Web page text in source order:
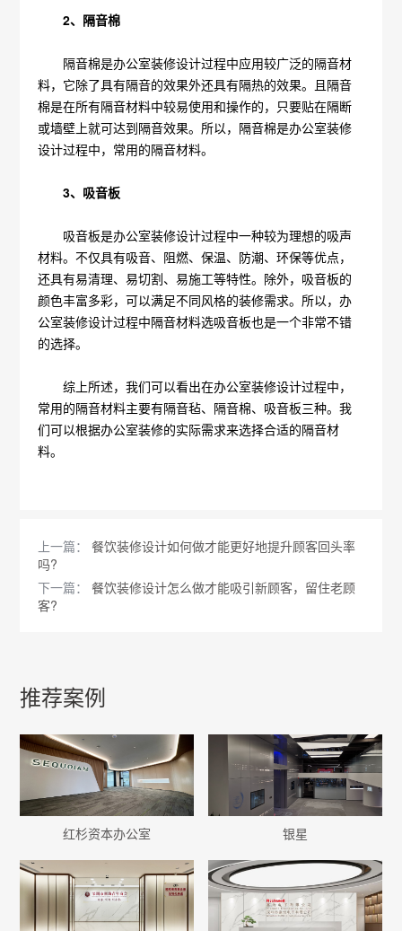
2、隔音棉
隔音棉是办公室装修设计过程中应用较广泛的隔音材
料，它除了具有隔音的效果外还具有隔热的效果。且隔音
棉是在所有隔音材料中较易使用和操作的，只要贴在隔断
或墙壁上就可达到隔音效果。所以，隔音棉是办公室装修
设计过程中，常用的隔音材料。
3、吸音板
吸音板是办公室装修设计过程中一种较为理想的吸声
材料。不仅具有吸音、阻燃、保温、防潮、环保等优点，
还具有易清理、易切割、易施工等特性。除外，吸音板的
颜色丰富多彩，可以满足不同风格的装修需求。所以，办
公室装修设计过程中隔音材料选吸音板也是一个非常不错
的选择。
综上所述，我们可以看出在办公室装修设计过程中，
常用的隔音材料主要有隔音毡、隔音棉、吸音板三种。我
们可以根据办公室装修的实际需求来选择合适的隔音材
料。
上一篇： 餐饮装修设计如何做才能更好地提升顾客回头率
吗?
下一篇： 餐饮装修设计怎么做才能吸引新顾客，留住老顾
客?
推荐案例
红杉资本办公室 银星